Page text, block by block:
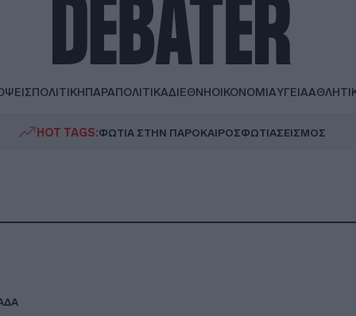
ΠΟΛΙΤΙΚΗΠΑΡΑΠΟΛΙΤΙΚΑΔΙΕΘΝΗΟΙΚΟΝΟΜΙΑΥΓΕΙΑ
HOT TAGS:ΦΩΤΙΑ ΣΤΗΝ ΠΑΡΟΚΑΙΡΟΣΦΩΤΙΑΣΕΙΣΜΟΣ